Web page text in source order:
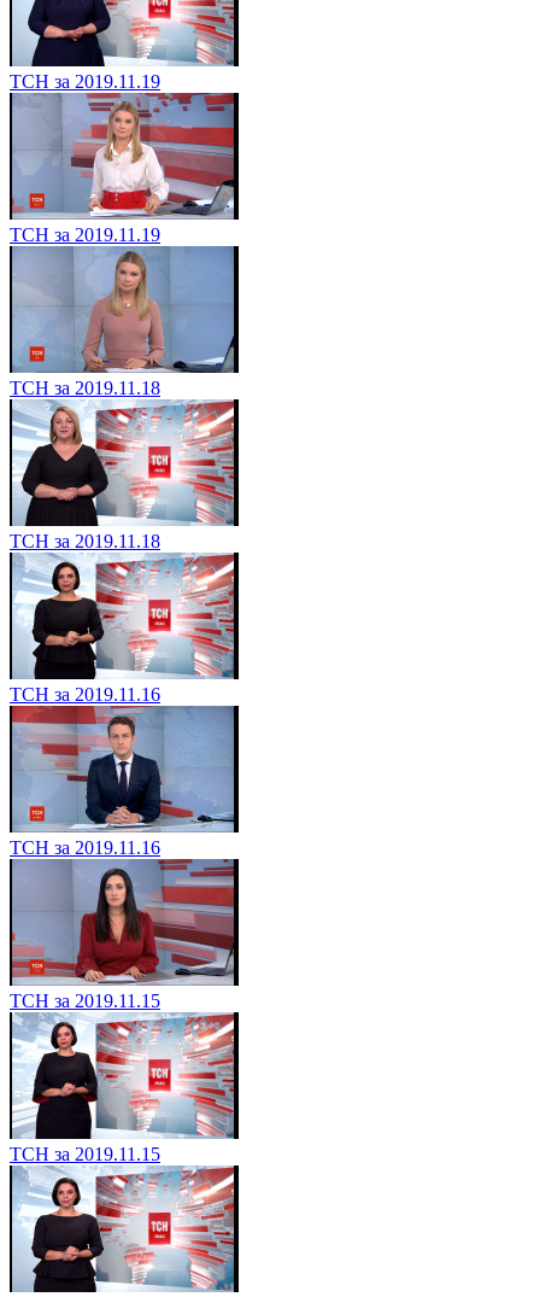
ТСН за 2019.11.19
ТСН за 2019.11.19
ТСН за 2019.11.18
ТСН за 2019.11.18
ТСН за 2019.11.16
ТСН за 2019.11.16
ТСН за 2019.11.15
ТСН за 2019.11.15